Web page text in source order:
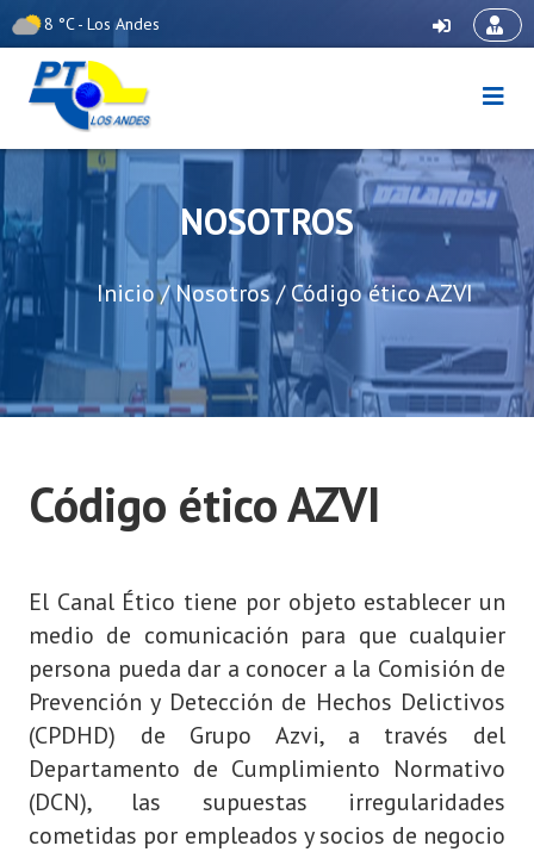
Skip
to
content
8 °C - Los Andes
Puerto Terrestre Los
Andes
NOSOTROS
Inicio/ Nosotros/ Código ético AZVI
Código ético AZVI
El Canal Ético tiene por objeto establecer un
medio de comunicación para que cualquier
persona pueda dar a conocer a la Comisión de
Prevención y Detección de Hechos Delictivos
(CPDHD) de Grupo Azvi, a través del
Departamento de Cumplimiento Normativo
(DCN), las supuestas irregularidades
cometidas por empleados y socios de negocio